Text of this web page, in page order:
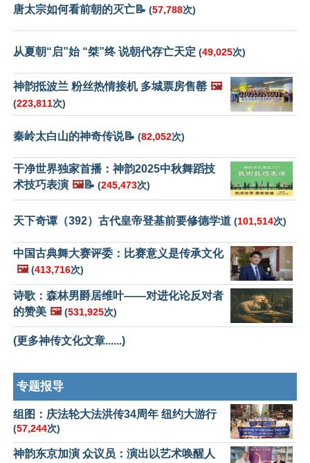
唐太宗如何看前朝的灭亡📝 (57,788次)
从夏朝“启”始 “桀”终 说朝代存亡天定 (49,025次)
神韵抵波兰 粉丝热情接机 多城票房售罄 🖼️
(223,811次)
秦岭太白山的神奇传说📝 (82,052次)
干净世界独家首播：神韵2025中秋舞蹈技
术技巧表演 🖼️📝 (245,473次)
天下奇谭（392）古代皇帝登基前要修德学道 (101,514次)
中国古典舞大赛评委：比赛意义是传承文化
🖼️ (413,716次)
诗歌：森林男爵居维叶——对进化论反对者
的赞美 🖼️ (531,925次)
(更多神传文化文章......)
专题报导
组图：庆法轮大法洪传34周年 纽约大游行
(57,244次)
神韵东京加演 众议员：演出以艺术唤醒人